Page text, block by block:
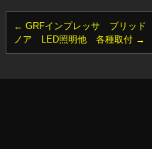
← GRFインプレッサ ブリッ
ノア LED照明他 各種取付 →